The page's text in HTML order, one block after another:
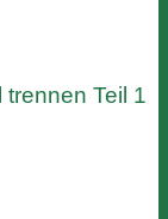
Teil 1